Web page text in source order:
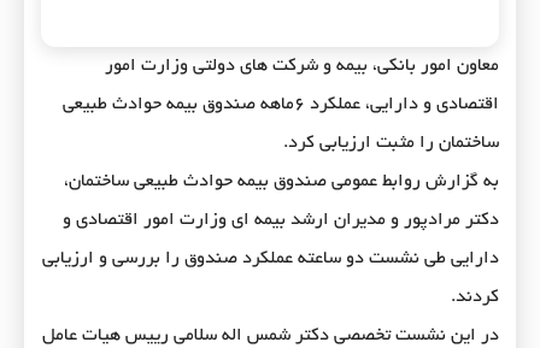
معاون امور بانکی، بیمه و شرکت های دولتی وزارت امور
اقتصادی و دارایی، عملکرد ۶ماهه صندوق بیمه حوادث طبیعی
ساختمان را مثبت ارزیابی کرد.
به گزارش روابط عمومی صندوق بیمه حوادث طبیعی ساختمان،
دکتر مرادپور و مدیران ارشد بیمه ای وزارت امور اقتصادی و
دارایی طی نشست دو ساعته عملکرد صندوق را بررسی و ارزیابی
کردند.
در این نشست تخصصی دکتر شمس اله سلامی رییس هیات عامل